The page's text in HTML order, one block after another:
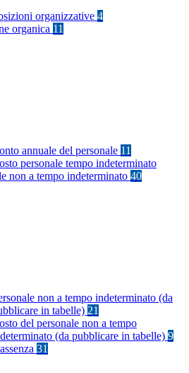
organizzative 4
organica 11
annuale del personale 11
personale tempo indeterminato
non a tempo indeterminato 40
non a tempo indeterminato (da
in tabelle) 21
del personale non a tempo
(da pubblicare in tabelle) 9
31